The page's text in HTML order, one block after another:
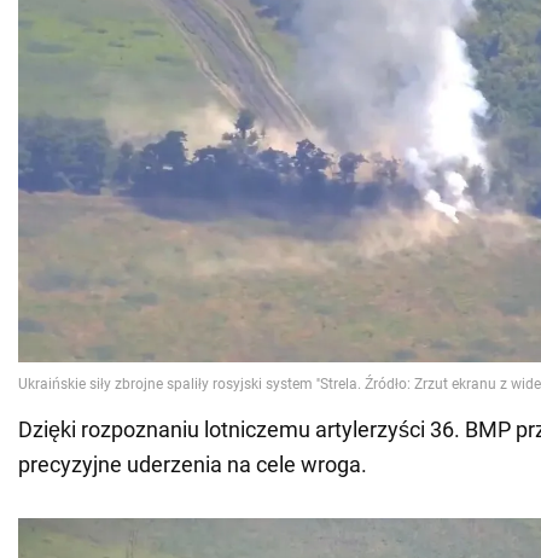
Dzięki rozpoznaniu lotniczemu artylerzyści 36. BMP
precyzyjne uderzenia na cele wroga.